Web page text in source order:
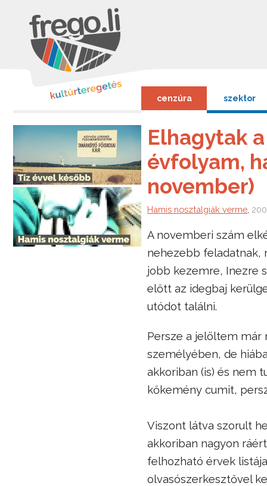
Elhagytak
évfolyam,
november)
Hamis nosztalgiák verme
A novemberi szám
nehezebb
jobb kezemre, Inezre
előtt az idegbaj
utódot találni.
Persze a jelöltem már
személyében, de
akkoriban (is) és nem
kőkemény cumit,
Viszont látva szorult
akkoriban nagyon
felhozható érvek
olvasószerkesztővel
cenzúra szektor